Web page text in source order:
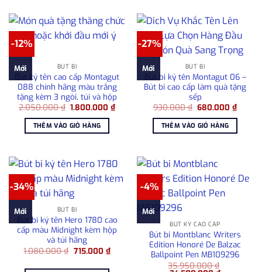
-12%
Mới BÚT BI
Bút ký tên cao cấp Montagut
088 chính hãng màu trắng
tặng kèm 3 ngòi, túi và hộp
2.050.000₫ Giá
là:
2.050.000 ₫.
1.800.000₫Giá
hiện
1.800.000 ₫.
THÊM VÀO GIỎ HÀNG
-27%
Mới BÚT BI
Bút bi ký tên Montagut 06 –
Bút bi cao cấp làm quà tặng
sếp
930.000₫ Giá
là:
930.000 ₫.
680.000₫Giá
hiện
THÊM VÀO GIỎ HÀNG
-34%
Mới BÚT BI
Bút bi ký tên Hero 1780 cao
cấp màu Midnight kèm hộp
và túi hãng
1.080.000₫ Giá
715.000 ₫Giá
hiện
-4%
Mới
BÚT KÝ CAO CẤP
Bút bi Montblanc Writers
Edition Honoré De Balzac
Ballpoint Pen MB109296
35.950.000₫